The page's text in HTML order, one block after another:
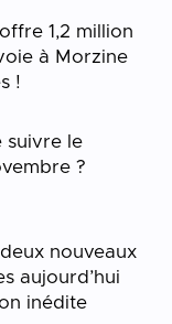
1,2 million
à Morzine
!
suivre le
?
nouveaux
aujourd’hui
inédite